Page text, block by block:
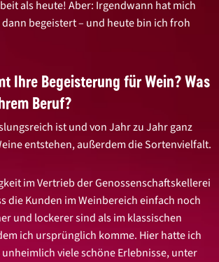
als heute! Aber: Irgendwann hat mich
begeistert – und heute bin ich froh
Ihre Begeisterung für Wein? Was
Beruf?
ist und von Jahr zu Jahr ganz
entstehen, außerdem die Sortenvielfalt.
im Vertrieb der Genossenschaftskellerei
die Kunden im Weinbereich einfach noch
und lockerer sind als im klassischen
ich ursprünglich komme. Hier hatte ich
viele schöne Erlebnisse, unter